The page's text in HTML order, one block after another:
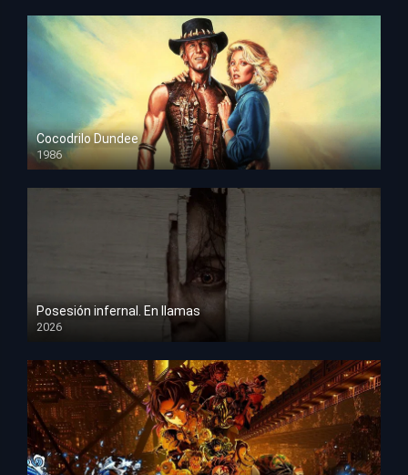
Cocodrilo Dundee
1986
HD 1080p
Posesión infernal. En llamas
2026
HD 1080p